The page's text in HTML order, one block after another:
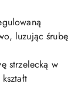
luzując śrubę
strzelecką w